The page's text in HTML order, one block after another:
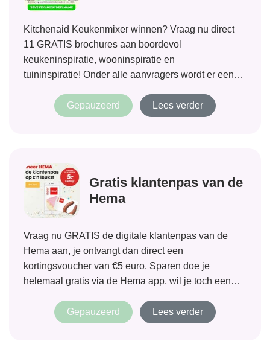
Kitchenaid Keukenmixer winnen? Vraag nu direct
11 GRATIS brochures aan boordevol
keukeninspiratie, wooninspiratie en
tuininspiratie! Onder alle aanvragers wordt er een
Mocht je gaan verhuizen of verbouwen, dan is het
altijd leuk om inspiratie op te doen. Vraag de gratis...
Gepauzeerd Lees verder
Gratis klantenpas van de
Hema
Vraag nu GRATIS de digitale klantenpas van de
Hema aan, je ontvangt dan direct een
kortingsvoucher van €5 euro. Sparen doe je
helemaal gratis via de Hema app, wil je toch een
jouw Hema. Spaar...
Gepauzeerd Lees verder